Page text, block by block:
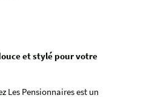
et stylé pour votre
Les Pensionnaires est un